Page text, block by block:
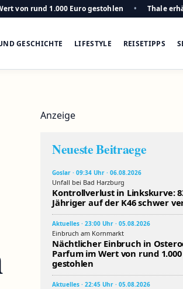
von rund 1.000 Euro gestohlen Thale
GESCHICHTE LIFESTYLE REISETIPPS
Anzeige
Neueste Beitraege
Goslar · 09:34 Uhr · 06.08.2026
Unfall bei Bad Harzburg
Kontrollverlust in Linkskurve:
Jähriger auf der K46 schwer
Aktuelles · 23:00 Uhr · 05.08.2026
Einbruch am Kornmarkt
Nächtlicher Einbruch in
Parfum im Wert von rund
gestohlen
Aktuelles · 22:45 Uhr · 05.08.2026